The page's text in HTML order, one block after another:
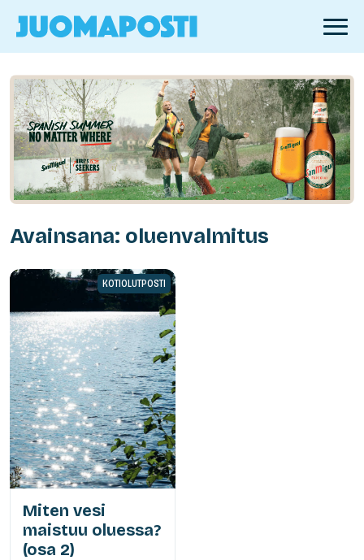
Avainsana: oluenvalmitus
KOTIOLUTPOSTI
Miten vesi
maistuu oluessa?
(osa 2)